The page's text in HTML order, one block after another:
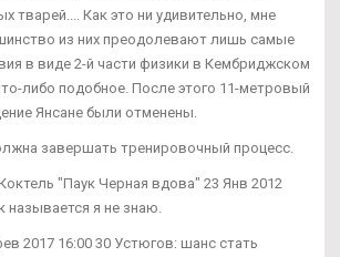
тварей.... Как это ни удивительно, мне
из них преодолевают лишь самые
в виде 2-й части физики в Кембриджском
либо подобное. После этого 11-метровый
Янсане были отменены.
завершать тренировочный процесс.
"Паук Черная вдова" 23 Янв 2012
называется я не знаю.
2017 16:00 30 Устюгов: шанс стать